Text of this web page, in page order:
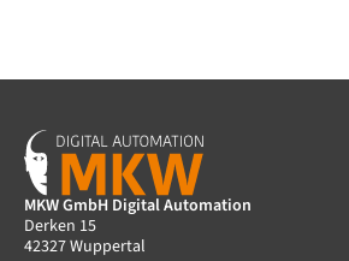
MKW GmbH Digital Automation
Derken 15
42327 Wuppertal